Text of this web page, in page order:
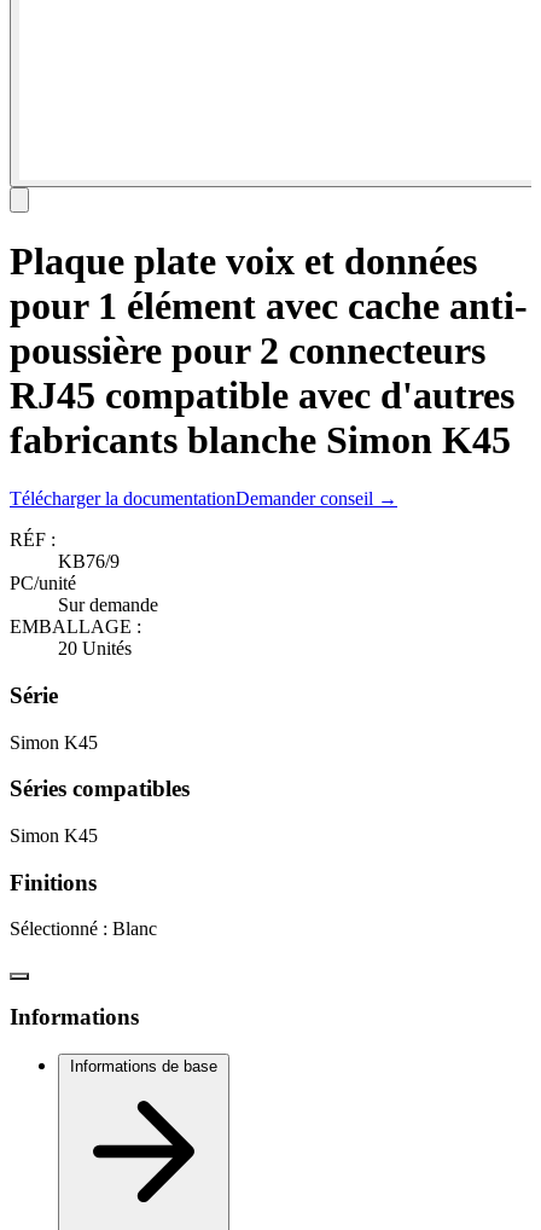
Plaque plate voix et données
pour 1 élément avec cache anti-
poussière pour 2 connecteurs
RJ45 compatible avec d'autres
fabricants blanche Simon K45
Télécharger la documentationDemander conseil →
RÉF :
KB76/9
PC/unité
Sur demande
EMBALLAGE :
20 Unités
Série
Simon K45
Séries compatibles
Simon K45
Finitions
Sélectionné : Blanc
Informations